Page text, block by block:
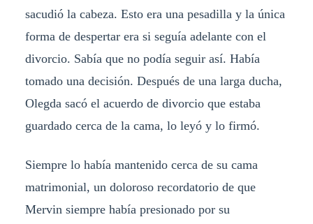
sacudió la cabeza. Esto era una pesadilla y la única
forma de despertar era si seguía adelante con el
divorcio. Sabía que no podía seguir así. Había
tomado una decisión. Después de una larga ducha,
Olegda sacó el acuerdo de divorcio que estaba
guardado cerca de la cama, lo leyó y lo firmó.
Siempre lo había mantenido cerca de su cama
matrimonial, un doloroso recordatorio de que
Mervin siempre había presionado por su